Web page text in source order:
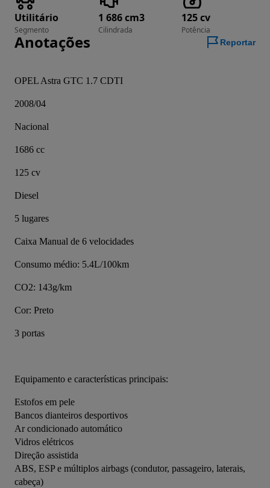
Utilitário
Segmento
1 686 cm3
Cilindrada
125 cv
Potência
Anotações Reportar
OPEL Astra GTC 1.7 CDTI
2008/04
Nacional
1686 cc
125 cv
Diesel
5 lugares
Caixa Manual de 6 velocidades
Consumo médio: 5.4L/100km
CO2: 143g/km
Cor: Preto
3 portas
Equipamento e características principais:
Estofos em pele
Bancos dianteiros desportivos
Ar condicionado automático
Vidros elétricos
Direção assistida
ABS, ESP e múltiplos airbags (condutor, passageiro, laterais,
cabeça)